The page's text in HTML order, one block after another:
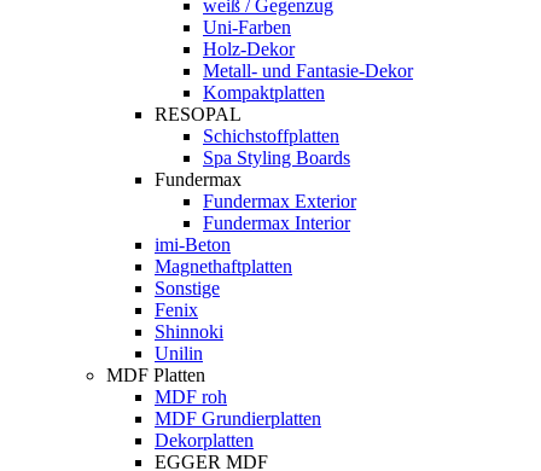
weiß / Gegenzug
Uni-Farben
Holz-Dekor
Metall- und Fantasie-Dekor
Kompaktplatten
RESOPAL
Schichstoffplatten
Spa Styling Boards
Fundermax
Fundermax Exterior
Fundermax Interior
imi-Beton
Magnethaftplatten
Sonstige
Fenix
Shinnoki
Unilin
MDF Platten
MDF roh
MDF Grundierplatten
Dekorplatten
EGGER MDF